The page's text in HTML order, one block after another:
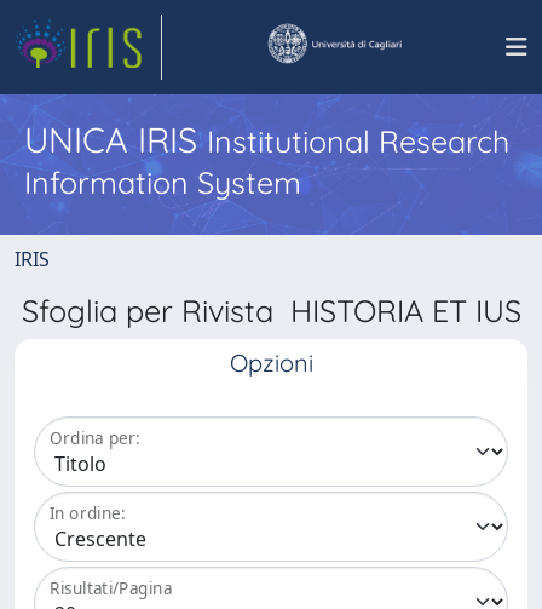
UNICA IRISInstitutional Research
Information System
IRIS
Sfoglia per Rivista HISTORIA ET IUS
Opzioni
Ordina per:
In ordine:
Risultati/Pagina